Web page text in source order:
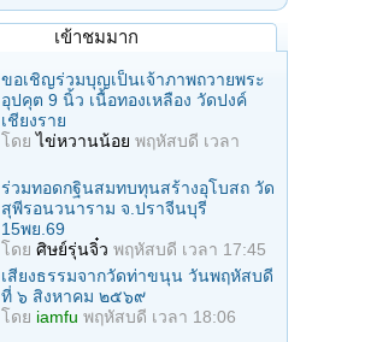
เข้าชมมาก
ขอเชิญร่วมบุญเป็นเจ้าภาพถวายพระ
อุปคุต 9 นิ้ว เนื้อทองเหลือง วัดปงค์
เชียงราย
โดยไข่หวานน้อย พฤหัสบดี เวลา
ร่วมทอดกฐินสมทบทุนสร้างอุโบสถ วัด
สุพีรอนวนาราม จ.ปราจีนบุรี
15พย.69
โดย ศิษย์รุ่นจิ๋ว พฤหัสบดี เวลา 17:45
เสียงธรรมจากวัดท่าขนุน วันพฤหัสบดี
ที่ ๖ สิงหาคม ๒๕๖๙
โดย iamfu พฤหัสบดี เวลา 18:06